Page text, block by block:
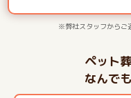
※弊社スタッフからご
ペット
なんで